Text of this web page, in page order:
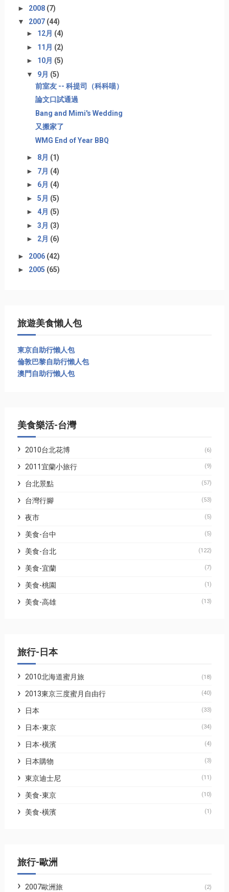
► 2008 (7)
▼ 2007 (44)
► 12月 (4)
► 11月 (2)
► 10月 (5)
▼ 9月 (5)
前室友 -- 科提司（科科喵）
論文口試通過
Bang and Mimi's Wedding
又搬家了
WMG End of Year BBQ
► 8月 (1)
► 7月 (4)
► 6月 (4)
► 5月 (5)
► 4月 (5)
► 3月 (3)
► 2月 (6)
► 2006 (42)
► 2005 (65)
旅遊美食懶人包
東京自助行懶人包
倫敦巴黎自助行懶人包
澳門自助行懶人包
美食樂活-台灣
2010台北花博 (6)
2011宜蘭小旅行 (9)
台北景點 (57)
台灣行腳 (53)
夜市 (5)
美食-台中 (5)
美食-台北 (122)
美食-宜蘭 (7)
美食-桃園 (1)
美食-高雄 (13)
旅行-日本
2010北海道蜜月旅 (18)
2013東京三度蜜月自由行 (40)
日本 (33)
日本-東京 (34)
日本-橫濱 (4)
日本購物 (3)
東京迪士尼 (11)
美食-東京 (10)
美食-橫濱 (1)
旅行-歐洲
2007歐洲旅 (2)